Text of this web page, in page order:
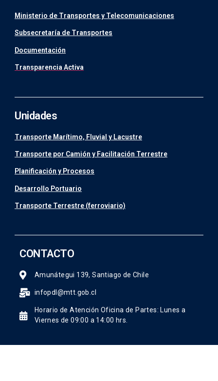
Ministerio de Transportes y Telecomunicaciones
Subsecretaría de Transportes
Documentación
Transparencia Activa
Unidades
Transporte Marítimo, Fluvial y Lacustre
Transporte por Camión y Facilitación Terrestre
Planificación y Procesos
Desarrollo Portuario
Transporte Terrestre (ferroviario)
CONTACTO
Amunátegui 139, Santiago de Chile
infopdl@mtt.gob.cl
Horario de Atención Oficina de Partes: Lunes a
Viernes de 09:00 a 14:00 hrs.